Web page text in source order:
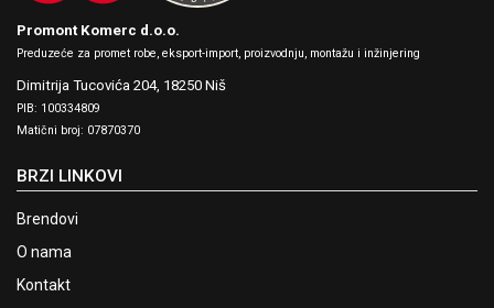
Promont Komerc d.o.o.
Preduzeće za promet robe, eksport-import, proizvodnju, montažu i inžinjering
Dimitrija Tucovića 204, 18250 Niš
PIB: 100334809
Matični broj: 07870370
BRZI LINKOVI
Brendovi
O nama
Kontakt